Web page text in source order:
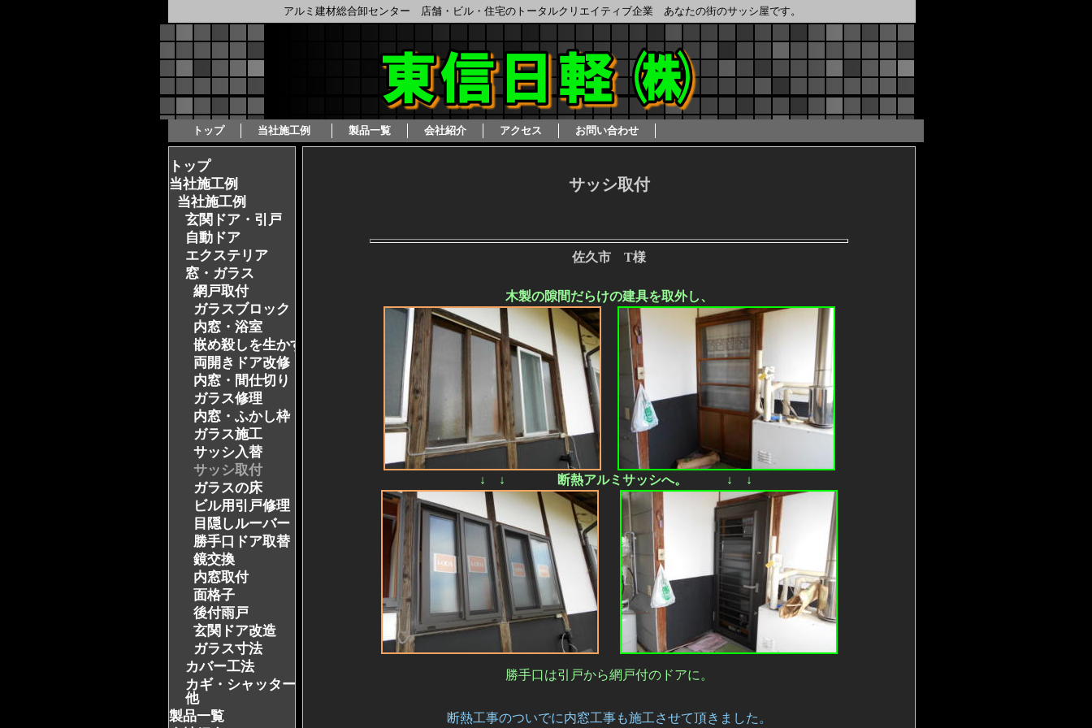
アルミ建材総合卸センター 店舗・ビル・住宅のトータルクリエイティブ企業 あなたの街のサッシ屋です。
トップ 当社施工例 製品一覧 会社紹介 アクセス お問い合わせ
トップ
当社施工例
当社施工例
玄関ドア・引戸
自動ドア
エクステリア
窓・ガラス
網戸取付
ガラスブロック
内窓・浴室
嵌め殺しを生かす
両開きドア改修
内窓・間仕切り
ガラス修理
内窓・ふかし枠
ガラス施工
サッシ入替
サッシ取付
ガラスの床
ビル用引戸修理
目隠しルーバー
勝手口ドア取替
鏡交換
内窓取付
面格子
後付雨戸
玄関ドア改造
ガラス寸法
カバー工法
カギ・シャッター・
他
製品一覧
サッシ取付
佐久市 T様
木製の隙間だらけの建具を取外し、
↓ ↓ 断熱アルミサッシへ。 ↓ ↓
勝手口は引戸から網戸付のドアに。
断熱工事のついでに内窓工事も施工させて頂きました。